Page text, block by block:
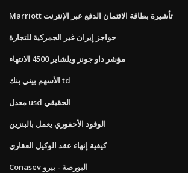
Marriott تأشيرة بطاقة الائتمان الدفع عبر الإنترنت
حواجز إيران غير الجمركية للتجارة
مؤشر داو جونز ويلشاير 4500 الانتهاء
الأسهم بيني بنك td
معدل usd الحقيقي
الوقود الأحفوري يعمل بالبنزين
كيفية إنهاء عقد الوكيل العقاري
Conasev البورصة - بيرو